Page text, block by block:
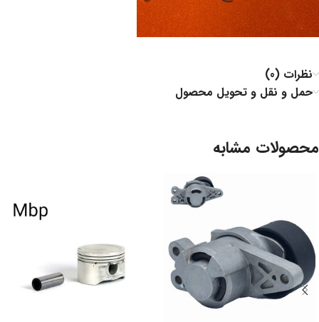
نظرات (0)
حمل و نقل و تحویل محصول
محصولات مشابه